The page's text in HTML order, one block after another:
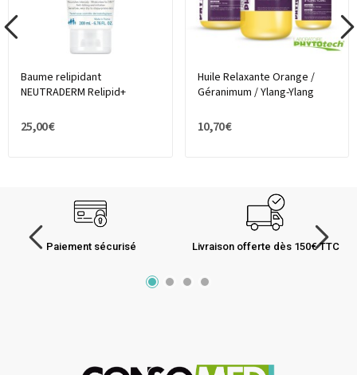
Baume relipidant
NEUTRADERM Relipid+
25,00 €
Huile Relaxante Orange /
Géranimum / Ylang-Ylang
10,70 €
Paiement sécurisé Livraison offerte dès 150€ TTC